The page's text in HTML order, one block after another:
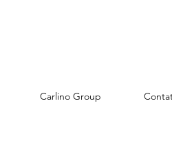
Carlino Group